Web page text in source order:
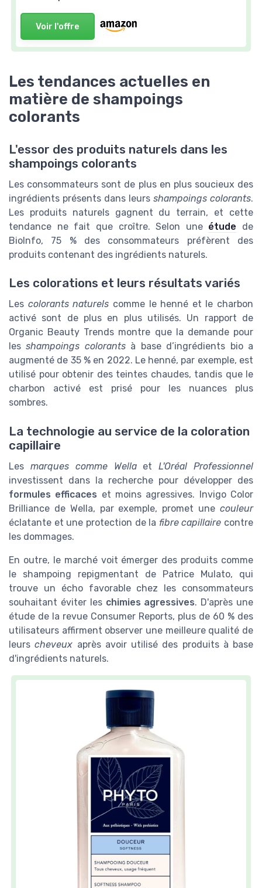
Voir l'offre
Les tendances actuelles en
matière de shampoings
colorants
L'essor des produits naturels dans les
shampoings colorants
Les consommateurs sont de plus en plus soucieux des
ingrédients présents dans leurs shampoings colorants.
Les produits naturels gagnent du terrain, et cette
tendance ne fait que croître. Selon une étude de
BioInfo, 75 % des consommateurs préfèrent des
produits contenant des ingrédients naturels.
Les colorations et leurs résultats variés
Les colorants naturels comme le henné et le charbon
activé sont de plus en plus utilisés. Un rapport de
Organic Beauty Trends montre que la demande pour
lesshampoings colorantsà base d’ingrédients bio a
augmenté de 35 % en 2022. Le henné, par exemple, est
utilisé pour obtenir des teintes chaudes, tandis que le
charbon activé est prisé pour les nuances plus
sombres.
La technologie au service de la coloration
capillaire
Les marques comme WellaetL'Oréal Professionnel
investissent dans la recherche pour développer des
formules efficaces et moins agressives. Invigo Color
Brilliance de Wella, par exemple, promet une couleur
éclatante et une protection de la fibre capillaire contre
les dommages.
En outre, le marché voit émerger des produits comme
le shampoing repigmentant de Patrice Mulato, qui
trouve un écho favorable chez les consommateurs
souhaitant éviter les chimies agressives. D'après une
étude de la revue Consumer Reports, plus de 60 % des
utilisateurs affirment observer une meilleure qualité de
leurscheveux après avoir utilisé des produits à base
d'ingrédients naturels.